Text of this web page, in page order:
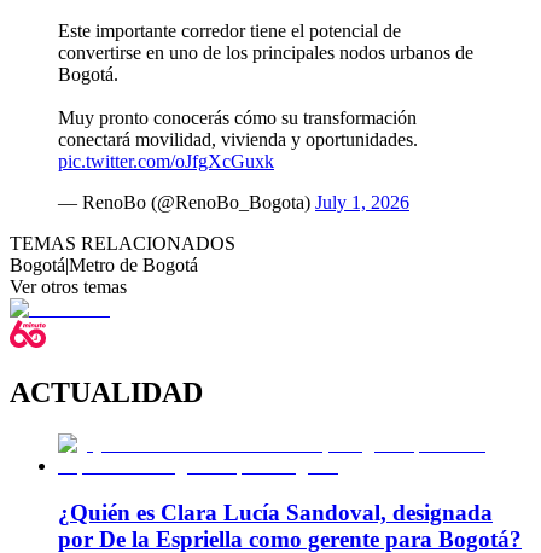
Este importante corredor tiene el potencial de
convertirse en uno de los principales nodos urbanos de
Bogotá.
Muy pronto conocerás cómo su transformación
conectará movilidad, vivienda y oportunidades.
pic.twitter.com/oJfgXcGuxk
— RenoBo (@RenoBo_Bogota) July 1, 2026
TEMAS RELACIONADOS
Bogotá|Metro de Bogotá
Ver otros temas
ACTUALIDAD
¿Quién es Clara Lucía Sandoval, designada
por De la Espriella como gerente para Bogotá?